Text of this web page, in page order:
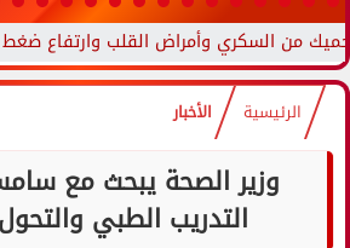
الرئيسية الأخبار
وزير الصحة يبحث مع
التدريب الطبي